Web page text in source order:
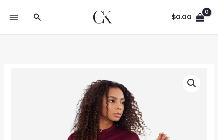
Search $0.00